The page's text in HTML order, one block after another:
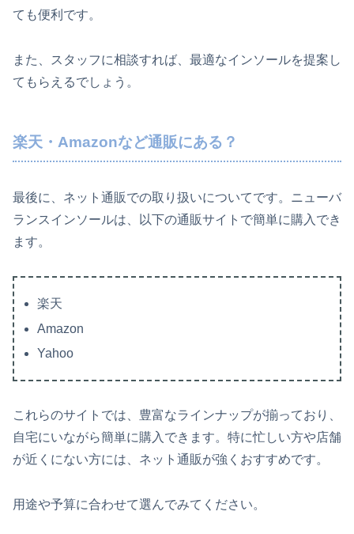
ても便利です。
また、スタッフに相談すれば、最適なインソールを提案し
てもらえるでしょう。
楽天・Amazonなど通販にある？
最後に、ネット通販での取り扱いについてです。ニューバ
ランスインソールは、以下の通販サイトで簡単に購入でき
ます。
楽天
Amazon
Yahoo
これらのサイトでは、豊富なラインナップが揃っており、
自宅にいながら簡単に購入できます。特に忙しい方や店舗
が近くにない方には、ネット通販が強くおすすめです。
用途や予算に合わせて選んでみてください。